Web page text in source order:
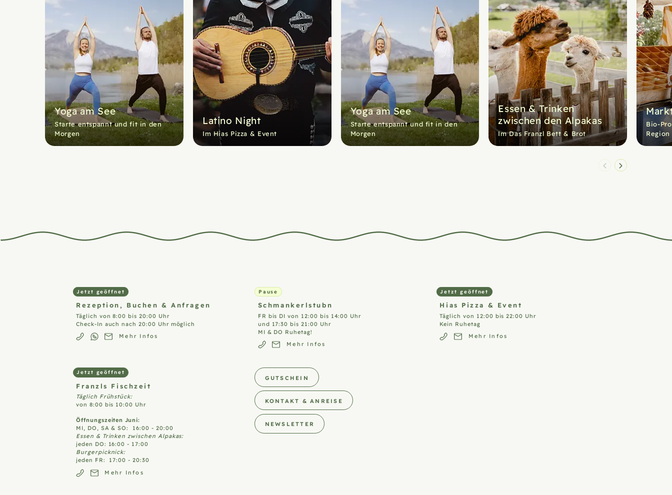
Yoga am See
Starte entspannt und fit in den
Morgen
Latino Night
Im Hias Pizza & Event
Yoga am See
Starte entspannt und fit in den
Morgen
Essen & Trinken
zwischen den Alpakas
Im Das Franzl Bett & Brot
Bio-
Region
Rezeption, Buchen & Anfragen
Jetzt geöffnet
Täglich von 8:00 bis 20:00 Uhr
Check-In auch nach 20:00 Uhr möglich
Mehr Infos
Schmankerlstubn
Pause
FR bis DI von 12:00 bis 14:00 Uhr
und 17:30 bis 21:00 Uhr
MI & DO Ruhetag!
Mehr Infos
Hias Pizza & Event
Jetzt geöffnet
Täglich von 12:00 bis 22:00 Uhr
Kein Ruhetag
Mehr Infos
Franzls Fischzeit
Jetzt geöffnet
Täglich Frühstück:
von 8:00 bis 10:00 Uhr
Öffnungszeiten Juni:
MI, DO, SA & SO: 16:00 - 20:00
Essen & Trinken zwischen Alpakas:
jeden DO: 16:00 - 17:00
Burgerpicknick:
jeden FR: 17:00 - 20:30
Mehr Infos
GUTSCHEIN
KONTAKT & ANREISE
NEWSLETTER